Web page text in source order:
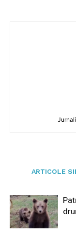
ARTICOLE